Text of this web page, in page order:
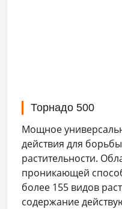
Торнадо 500
Мощное
действия для
растительности.
проникающей
более 155 видов
содержание